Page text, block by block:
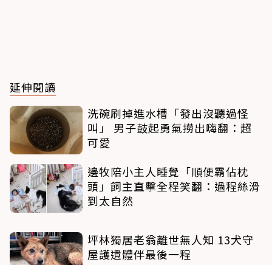
延伸閱讀
洗碗刷掉進水槽「發出沒聽過怪
叫」 男子鼓起勇氣撈出嗨翻：超
可愛
邊牧陪小主人睡覺「順便霸佔枕
頭」飼主直擊全程笑翻：過程絲滑
到太自然
坪林獨居老翁離世無人知 13犬守
屋護遺體伴最後一程